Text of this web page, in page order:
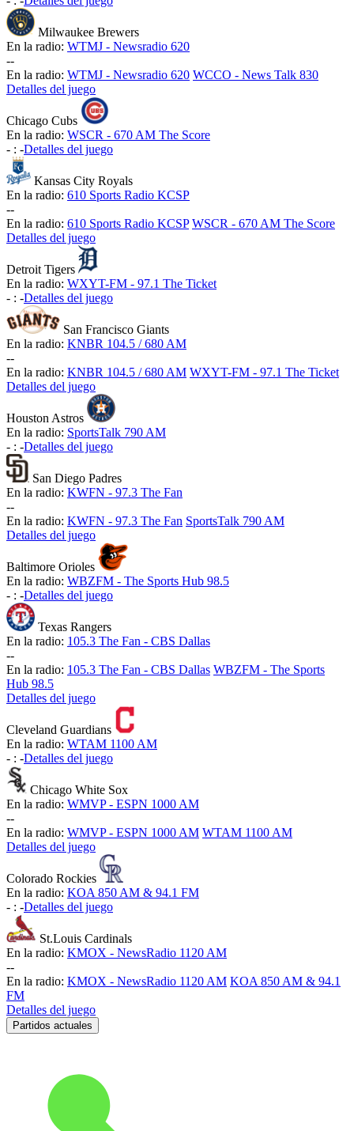
Milwaukee Brewers
En la radio: WTMJ - Newsradio 620
--
En la radio: WTMJ - Newsradio 620 WCCO - News Talk 830
Detalles del juego
Chicago Cubs
En la radio: WSCR - 670 AM The Score
- : -Detalles del juego
Kansas City Royals
En la radio: 610 Sports Radio KCSP
--
En la radio: 610 Sports Radio KCSP WSCR - 670 AM The Score
Detalles del juego
Detroit Tigers
En la radio: WXYT-FM - 97.1 The Ticket
- : -Detalles del juego
San Francisco Giants
En la radio: KNBR 104.5 / 680 AM
--
En la radio: KNBR 104.5 / 680 AM WXYT-FM - 97.1 The Ticket
Detalles del juego
Houston Astros
En la radio: SportsTalk 790 AM
- : -Detalles del juego
San Diego Padres
En la radio: KWFN - 97.3 The Fan
--
En la radio: KWFN - 97.3 The Fan SportsTalk 790 AM
Detalles del juego
Baltimore Orioles
En la radio: WBZFM - The Sports Hub 98.5
- : -Detalles del juego
Texas Rangers
En la radio: 105.3 The Fan - CBS Dallas
--
En la radio: 105.3 The Fan - CBS Dallas WBZFM - The Sports
Hub 98.5
Detalles del juego
Cleveland Guardians
En la radio: WTAM 1100 AM
- : -Detalles del juego
Chicago White Sox
En la radio: WMVP - ESPN 1000 AM
--
En la radio: WMVP - ESPN 1000 AM WTAM 1100 AM
Detalles del juego
Colorado Rockies
En la radio: KOA 850 AM & 94.1 FM
- : -Detalles del juego
St.Louis Cardinals
En la radio: KMOX - NewsRadio 1120 AM
--
En la radio: KMOX - NewsRadio 1120 AM KOA 850 AM & 94.1
FM
Detalles del juego
Partidos actuales